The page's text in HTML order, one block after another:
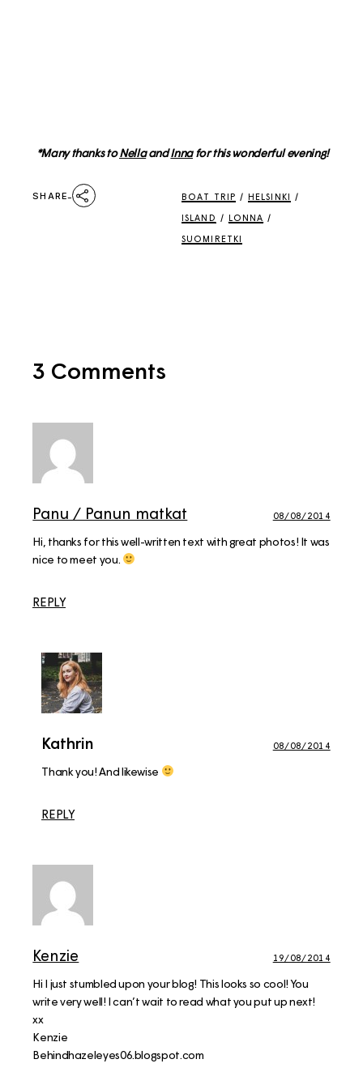
*Many thanks toNellaandInnafor this wonderful evening!
SHARE BOAT TRIP / HELSINKI /
ISLAND / LONNA /
SUOMIRETKI
3 Comments
Panu / Panun matkat 08/08/2014
Hi, thanks for this well-written text with great photos! It was
nice to meet you.
REPLY
Kathrin 08/08/2014
Thank you! And likewise
REPLY
Kenzie 19/08/2014
Hi I just stumbled upon your blog! This looks so cool! You
write very well! I can’t wait to read what you put up next!
xx
Kenzie
Behindhazeleyes06.blogspot.com